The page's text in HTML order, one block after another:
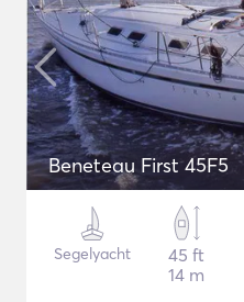
Beneteau First 45F5
Segelyacht
45 ft
14 m